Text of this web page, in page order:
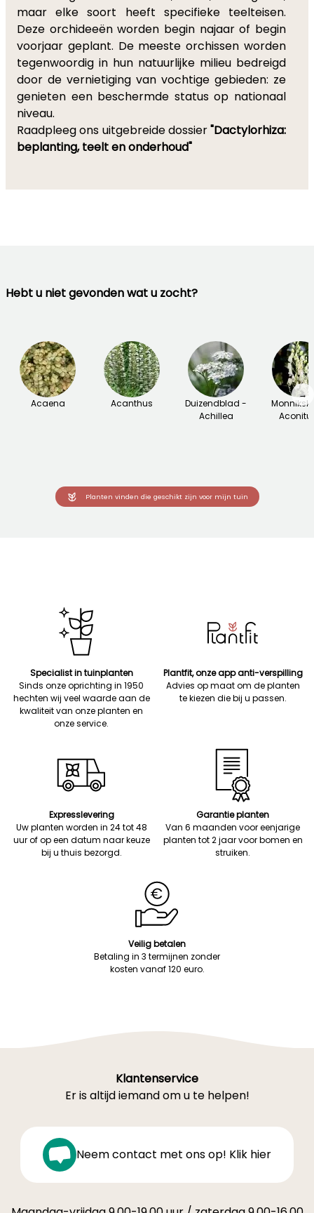
maar elke soort heeft specifieke teelteisen.
Deze orchideeën worden begin najaar of begin
voorjaar geplant. De meeste orchissen worden
tegenwoordig in hun natuurlijke milieu bedreigd
door de vernietiging van vochtige gebieden: ze
genieten een beschermde status op nationaal
niveau.
Raadpleeg ons uitgebreide dossier"Dactylorhiza:
beplanting, teelt en onderhoud"
Hebt u niet gevonden wat u zocht?
Acaena Acanthus
Duizendblad -
Achillea
→
Planten vinden die geschikt zijn voor mijn tuin
Specialist in tuinplanten
Sinds onze oprichting in 1950
hechten wij veel waarde aan de
kwaliteit van onze planten en
onze service.
Plantfit, onze app anti-verspilling
Advies op maat om de planten
te kiezen die bij u passen.
Expresslevering
Uw planten worden in 24 tot 48
uur of op een datum naar keuze
bij u thuis bezorgd.
Garantie planten
Van 6 maanden voor eenjarige
planten tot 2 jaar voor bomen en
struiken.
Veilig betalen
Betaling in 3 termijnen zonder
kosten vanaf 120 euro.
Klantenservice
Er is altijd iemand om u te helpen!
Neem contact met ons op! Klik hier